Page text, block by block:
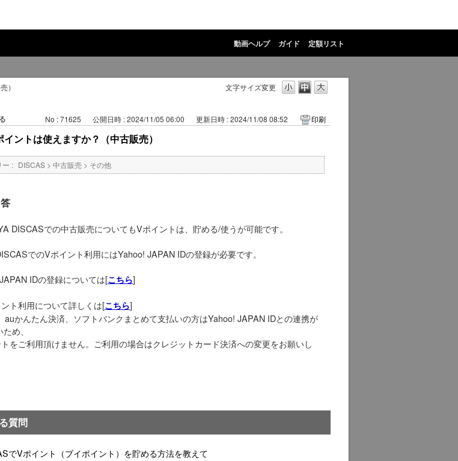
動画ヘルプ ガイド 定額リスト
文字サイズ変更
）
No : 71625 公開日時 : 2024/11/05 06:00 更新日時 : 2024/11/08 08:52 印刷
イントは使えますか？（中古販売）
ー : DISCAS > 中古販売 > その他
DISCASでの中古販売についてもVポイントは、貯める/使うが可能です。
でのVポイント利用にはYahoo! JAPAN IDの登録が必要です。
IDの登録については[こちら]
ント利用について詳しくは[こちら]
auかんたん決済、ソフトバンクまとめて支払いの方はYahoo! JAPAN IDとの連携が
ないため、
をご利用頂けません。ご利用の場合はクレジットカード決済への変更をお願いし
質問
でVポイント（ブイポイント）を貯める方法を教えて